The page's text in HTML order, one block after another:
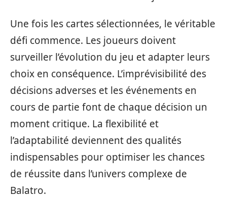
Une fois les cartes sélectionnées, le véritable
défi commence. Les joueurs doivent
surveiller l’évolution du jeu et adapter leurs
choix en conséquence. L’imprévisibilité des
décisions adverses et les événements en
cours de partie font de chaque décision un
moment critique. La flexibilité et
l’adaptabilité deviennent des qualités
indispensables pour optimiser les chances
de réussite dans l’univers complexe de
Balatro.